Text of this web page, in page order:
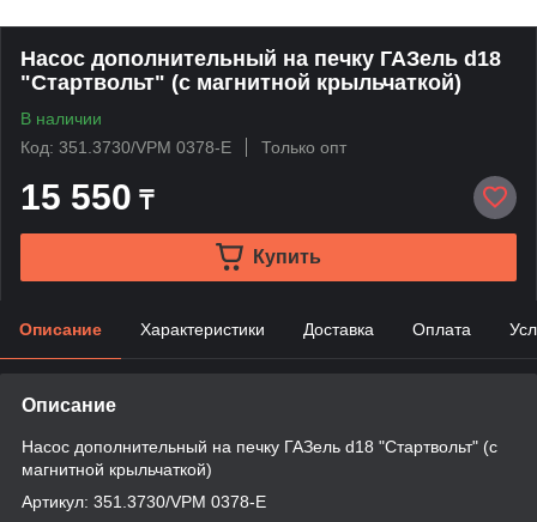
Насос дополнительный на печку ГАЗель d18
"Стартвольт" (с магнитной крыльчаткой)
В наличии
Код: 351.3730/VPM 0378-E
Только опт
15 550 ₸
Купить
Описание Характеристики Доставка Оплата
Описание
Насос дополнительный на печку ГАЗель d18 "Стартвольт" (с
магнитной крыльчаткой)
Артикул: 351.3730/VPM 0378-E